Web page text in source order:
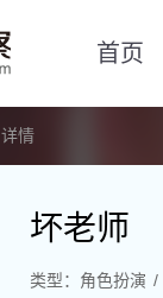
首页
详情
坏老师
类型：角色扮演